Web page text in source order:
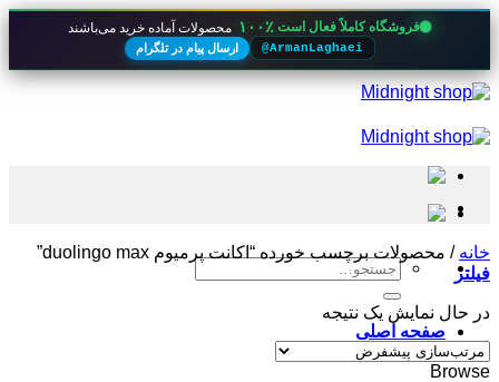
فروشگاه کاملاً فعال است ۱۰۰٪ محصولات آماده خرید می‌باشند
@ArmanLaghaei ارسال پیام در تلگرام
Skip
to
جستجو
صفحه اصلی
خانه / محصولات برچسب خورده “اکانت پرمیوم duolingo max”
فیلتر
در حال نمایش یک نتیجه
Browse